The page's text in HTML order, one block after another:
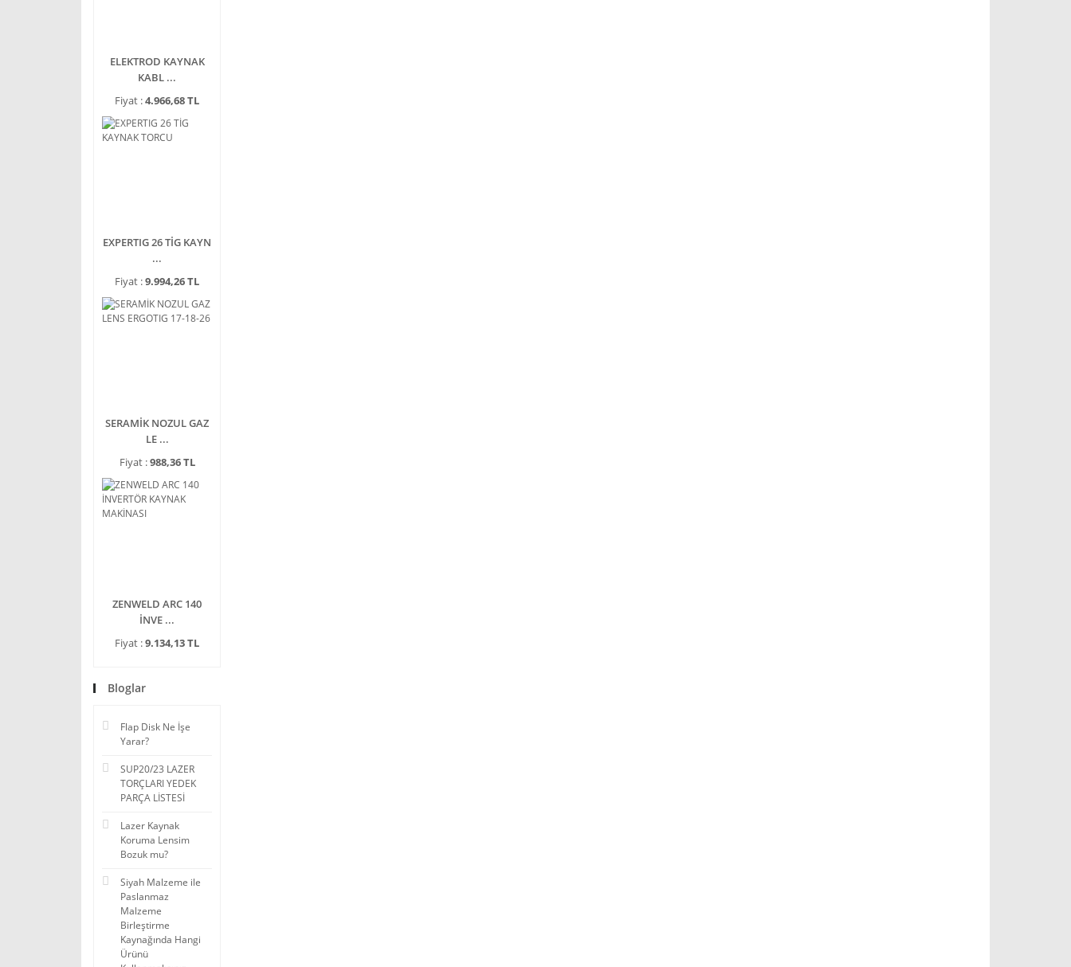
ELEKTROD KAYNAK
KABL ...
Fiyat :4.966,68 TL
EXPERTIG 26 TİG KAYN
...
Fiyat :9.994,26 TL
SERAMİK NOZUL GAZ
LE ...
Fiyat :988,36 TL
ZENWELD ARC 140
İNVE ...
Fiyat :9.134,13 TL
Bloglar
Flap Disk Ne İşe
Yarar?
SUP20/23 LAZER
TORÇLARI YEDEK
PARÇA LİSTESİ
Lazer Kaynak
Koruma Lensim
Bozuk mu?
Siyah Malzeme ile
Paslanmaz
Malzeme
Birleştirme
Kaynağında Hangi
Ürünü